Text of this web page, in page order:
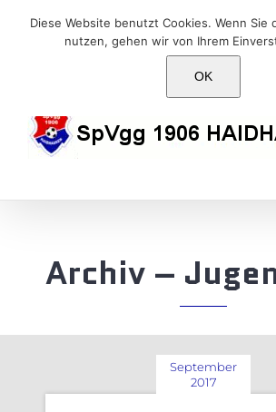
E-Mail:
FacebookInstagram
E-
Archiv –
September
2017
Diese Website benutzt Cookies. Wenn Sie
nutzen, gehen wir von Ihrem
OK